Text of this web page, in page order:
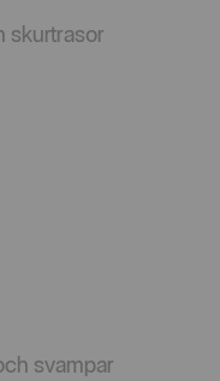
skurtrasor
svampar